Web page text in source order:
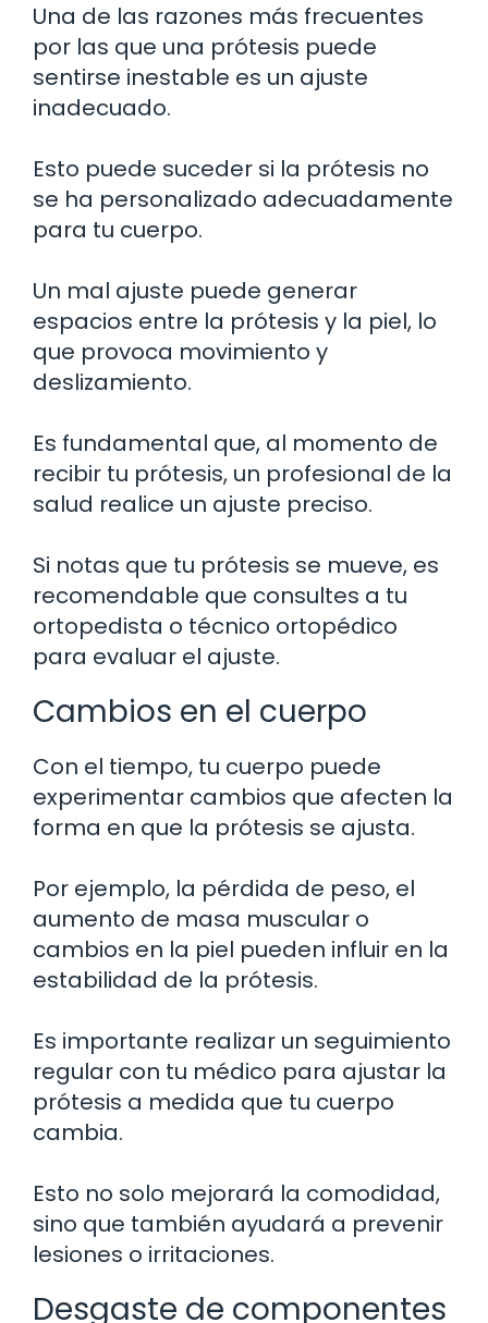
Una de las razones más frecuentes
por las que una prótesis puede
sentirse inestable es un ajuste
inadecuado.
Esto puede suceder si la prótesis no
se ha personalizado adecuadamente
para tu cuerpo.
Un mal ajuste puede generar
espacios entre la prótesis y la piel, lo
que provoca movimiento y
deslizamiento.
Es fundamental que, al momento de
recibir tu prótesis, un profesional de la
salud realice un ajuste preciso.
Si notas que tu prótesis se mueve, es
recomendable que consultes a tu
ortopedista o técnico ortopédico
para evaluar el ajuste.
Cambios en el cuerpo
Con el tiempo, tu cuerpo puede
experimentar cambios que afecten la
forma en que la prótesis se ajusta.
Por ejemplo, la pérdida de peso, el
aumento de masa muscular o
cambios en la piel pueden influir en la
estabilidad de la prótesis.
Es importante realizar un seguimiento
regular con tu médico para ajustar la
prótesis a medida que tu cuerpo
cambia.
Esto no solo mejorará la comodidad,
sino que también ayudará a prevenir
lesiones o irritaciones.
Desgaste de componentes